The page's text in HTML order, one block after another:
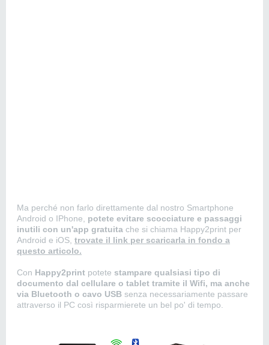
Ma perché non farlo direttamente dal nostro Smartphone
Android o IPhone, potete evitare scocciature e passaggi
inutili con un'app gratuita che si chiama Happy2print per
Android e iOS, trovate il link per scaricarla in fondo a
questo articolo.
Con Happy2print potete stampare qualsiasi tipo di
documento dal cellulare o tablet tramite il Wifi, ma anche
via Bluetooth o cavo USB senza necessariamente passare
attraverso il PC così risparmierete un bel po' di tempo.